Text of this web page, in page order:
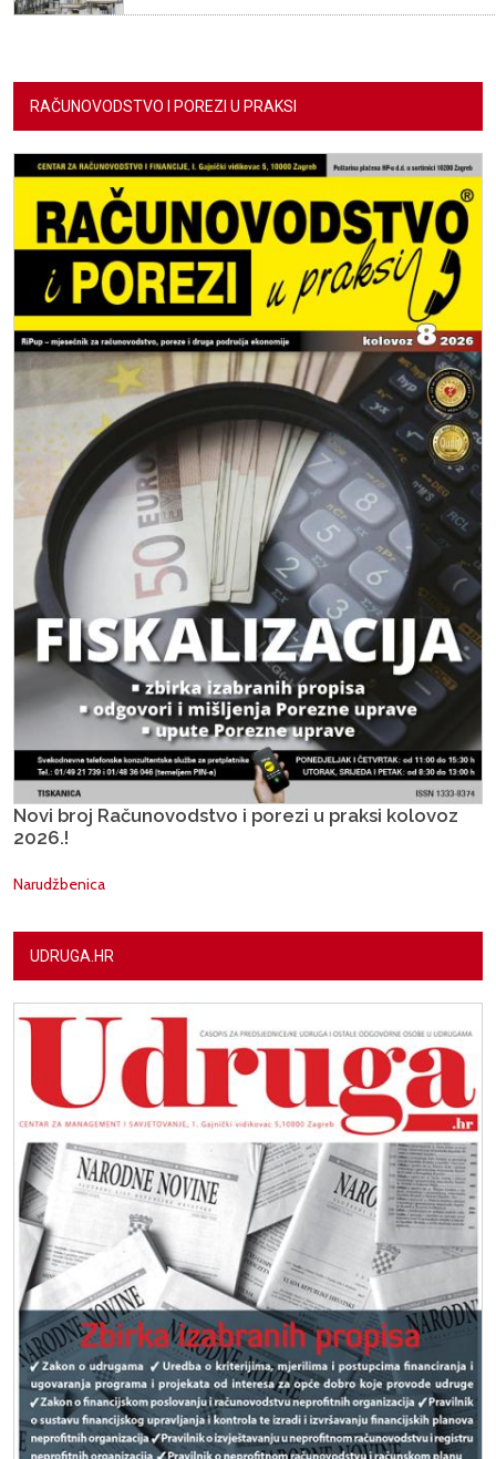
RAČUNOVODSTVO I POREZI U PRAKSI
Novi broj Računovodstvo i porezi u praksi kolovoz
2026.!
Narudžbenica
UDRUGA.HR